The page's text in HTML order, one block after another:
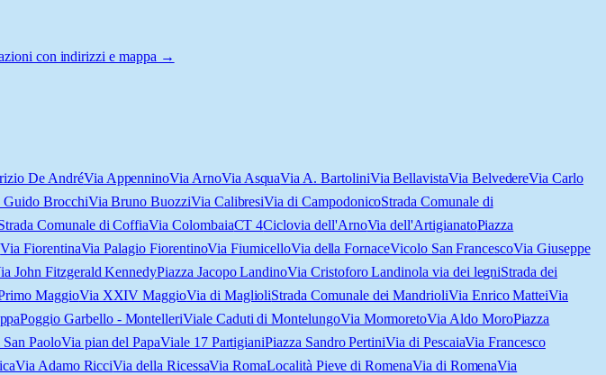
con indirizzi e mappa →
De AndréVia AppenninoVia ArnoVia AsquaVia A. BartoliniVia BellavistaVia BelvedereVia Carlo
Guido BrocchiVia Bruno BuozziVia CalibresiVia di CampodonicoStrada Comunale di
Comunale di CoffiaVia ColombaiaCT 4Ciclovia dell'ArnoVia dell'ArtigianatoPiazza
Via FiorentinaVia Palagio FiorentinoVia FiumicelloVia della FornaceVicolo San FrancescoVia Giuseppe
John Fitzgerald KennedyPiazza Jacopo LandinoVia Cristoforo Landinola via dei legniStrada dei
MaggioVia XXIV MaggioVia di MaglioliStrada Comunale dei MandrioliVia Enrico MatteiVia
Poggio Garbello - MontelleriViale Caduti di MontelungoVia MormoretoVia Aldo MoroPiazza
PaoloVia pian del PapaViale 17 PartigianiPiazza Sandro PertiniVia di PescaiaVia Francesco
Via Adamo RicciVia della RicessaVia RomaLocalità Pieve di RomenaVia di RomenaVia